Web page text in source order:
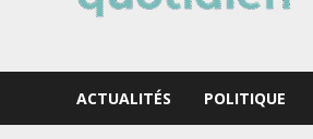
ACTUALITÉS POLITIQUE